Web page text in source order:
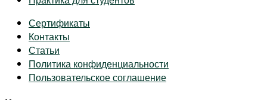
Сертификаты
Контакты
Статьи
Политика конфиденциальности
Пользовательское соглашение